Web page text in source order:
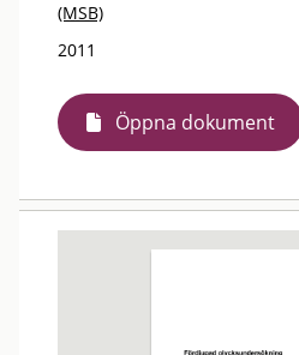
(MSB)
2011
Öppna dokument